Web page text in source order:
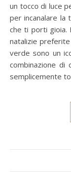
un tocco di luce
per incanalare la
che ti porti gioia.
natalizie
verde sono un
combinazione di
semplicemente